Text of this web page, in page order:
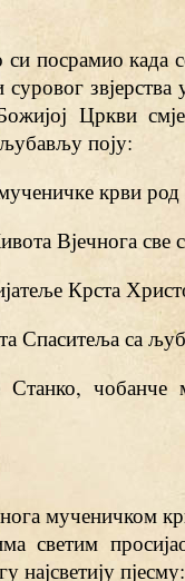
си посрамио
Цркви
љубављу поју:
крви
Вјечнога све
Крста
Спаситеља са
чобанче
мученичком
светим
најсветију